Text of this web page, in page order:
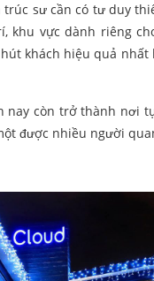
sư cần có tư duy
khu vực dành riêng
khách hiệu quả
còn trở thành nơi
được nhiều người